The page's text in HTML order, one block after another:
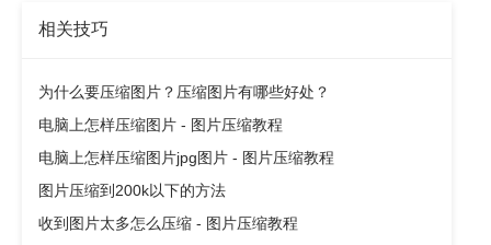
相关技巧
为什么要压缩图片？压缩图片有哪些好处？
电脑上怎样压缩图片 - 图片压缩教程
电脑上怎样压缩图片jpg图片 - 图片压缩教程
图片压缩到200k以下的方法
收到图片太多怎么压缩 - 图片压缩教程